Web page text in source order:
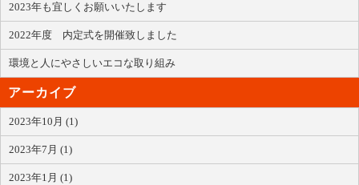
2023年も宜しくお願いいたします
2022年度 内定式を開催致しました
環境と人にやさしいエコな取り組み
アーカイブ
2023年10月 (1)
2023年7月 (1)
2023年1月 (1)